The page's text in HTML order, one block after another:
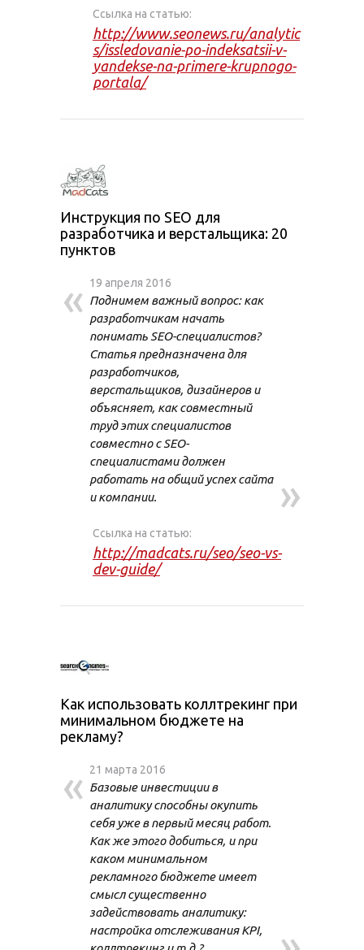
Ссылка на статью:
http://www.seonews.ru/analytic
s/issledovanie-po-indeksatsii-v-
yandekse-na-primere-krupnogo-
portala/
Инструкция по SEO для
разработчика и верстальщика: 20
пунктов
« 19 апреля 2016
Поднимем важный вопрос: как
разработчикам начать
понимать SEO-специалистов?
Статья предназначена для
разработчиков,
верстальщиков, дизайнеров и
объясняет, как совместный
труд этих специалистов
совместно с SEO-
специалистами должен
работать на общий успех сайта
и компании.
»
Ссылка на статью:
http://madcats.ru/seo/seo-vs-
dev-guide/
Как использовать коллтрекинг при
минимальном бюджете на
рекламу?
« 21 марта 2016
Базовые инвестиции в
аналитику способны окупить
себя уже в первый месяц работ.
Как же этого добиться, и при
каком минимальном
рекламного бюджете имеет
смысл существенно
задействовать аналитику:
настройка отслеживания KPI,